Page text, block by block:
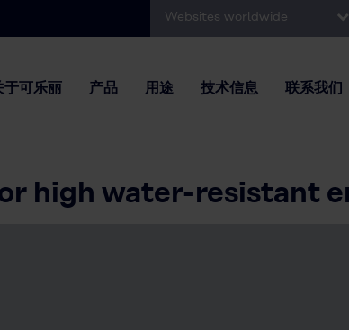
Websites worldwide
于可乐丽 产品 用途 技术信息 联系我们
high water-resistant